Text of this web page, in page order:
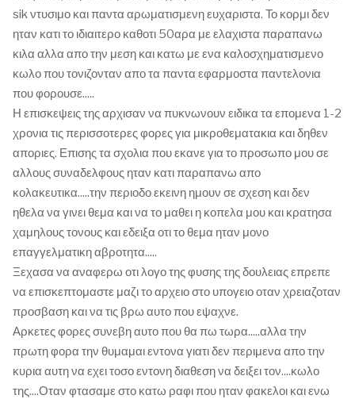
sik ντυσιμο και παντα αρωματισμενη ευχαριστα. Το κορμι δεν
ηταν κατι το ιδιαιτερο καθοτι 50αρα με ελαχιστα παραπανω
κιλα αλλα απο την μεση και κατω με ενα καλοσχηματισμενο
κωλο που τονιζονταν απο τα παντα εφαρμοστα παντελονια
που φορουσε.....
Η επισκεψεις της αρχισαν να πυκνωνουν ειδικα τα επομενα 1-2
χρονια τις περισσοτερες φορες για μικροθεματακια και δηθεν
αποριες. Επισης τα σχολια που εκανε για το προσωπο μου σε
αλλους συναδελφους ηταν κατι παραπανω απο
κολακευτικα.....την περιοδο εκεινη ημουν σε σχεση και δεν
ηθελα να γινει θεμα και να το μαθει η κοπελα μου και κρατησα
χαμηλους τονους και εδειξα οτι το θεμα ηταν μονο
επαγγελματικη αβροτητα.....
Ξεχασα να αναφερω οτι λογο της φυσης της δουλειας επρεπε
να επισκεπτομαστε μαζι το αρχειο στο υπογειο οταν χρειαζοταν
προσβαση και να τις βρω αυτο που εψαχνε.
Αρκετες φορες συνεβη αυτο που θα πω τωρα.....αλλα την
πρωτη φορα την θυμαμαι εντονα γιατι δεν περιμενα απο την
κυρια αυτη να εχει τοσο εντονη διαθεση να δειξει τον....κωλο
της....Οταν φτασαμε στο κατω ραφι που ηταν φακελοι και ενω